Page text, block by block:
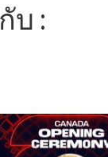
บ :